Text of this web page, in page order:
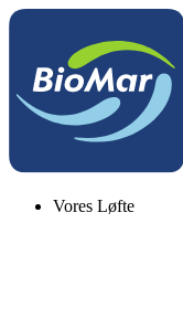
Vores Løfte